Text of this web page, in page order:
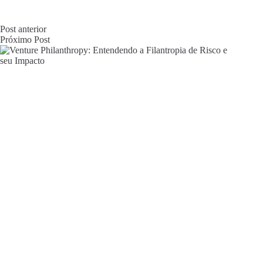
Post anterior
Próximo Post